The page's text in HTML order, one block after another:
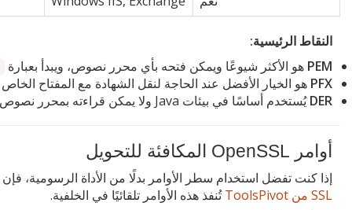
النقاط الرئيسية:
PEM هو الأكثر شيوعًا ويمكن فتحه بأي محرر نصوص، ويبدأ بعبارة
PFX هو الخيار الأفضل عند الحاجة لنقل الشهادة مع المفتاح
DERيُستخدم أساسًا في بيئات Java ولا يمكن قراءته بمحرر نصوص لأنه ثنائي الترميز
أوامر OpenSSL المكافئة للتحويل
إذا كنت تفضل استخدام سطر الأوامر بدلًا من الأداة الرسومية،
SSL من ToolsPivot
تُنفذ هذه الأوامر تلقائيًا في الخلفية.